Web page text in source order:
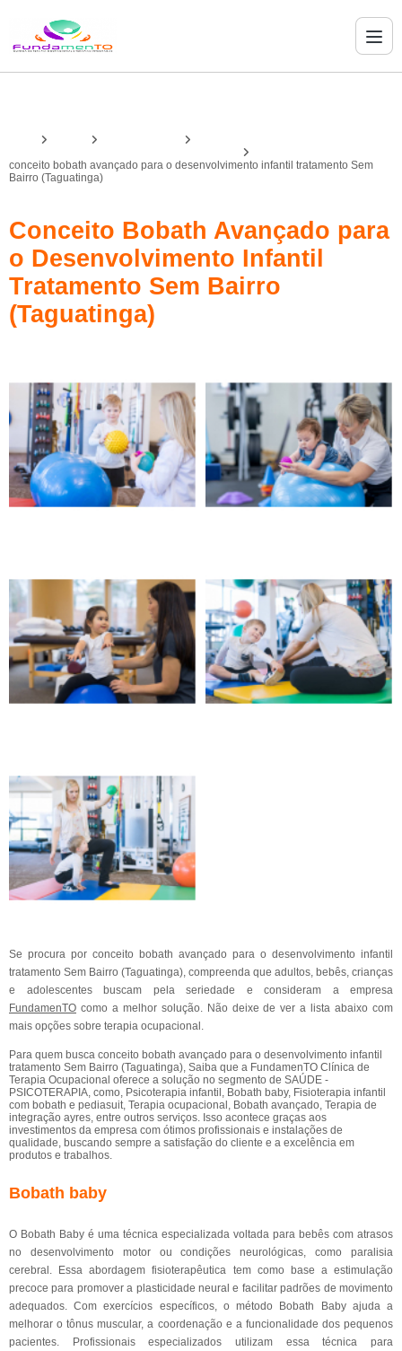
conceito bobath avançado para o desenvolvimento infantil tratamento Sem
Bairro (Taguatinga)
Conceito Bobath Avançado para
o Desenvolvimento Infantil
Tratamento Sem Bairro
(Taguatinga)
Se procura por conceito bobath avançado para o desenvolvimento infantil
tratamento Sem Bairro (Taguatinga), compreenda que adultos, bebês, crianças
e adolescentes buscam pela seriedade e consideram a empresa
FundamenTO como a melhor solução. Não deixe de ver a lista abaixo com
mais opções sobre terapia ocupacional.
Para quem busca conceito bobath avançado para o desenvolvimento infantil
tratamento Sem Bairro (Taguatinga), Saiba que a FundamenTO Clínica de
Terapia Ocupacional oferece a solução no segmento de SAÚDE -
PSICOTERAPIA, como, Psicoterapia infantil, Bobath baby, Fisioterapia infantil
com bobath e pediasuit, Terapia ocupacional, Bobath avançado, Terapia de
integração ayres, entre outros serviços. Isso acontece graças aos
investimentos da empresa com ótimos profissionais e instalações de
qualidade, buscando sempre a satisfação do cliente e a excelência em
produtos e trabalhos.
Bobath baby
O Bobath Baby é uma técnica especializada voltada para bebês com atrasos
no desenvolvimento motor ou condições neurológicas, como paralisia
cerebral. Essa abordagem fisioterapêutica tem como base a estimulação
precoce para promover a plasticidade neural e facilitar padrões de movimento
adequados. Com exercícios específicos, o método Bobath Baby ajuda a
melhorar o tônus muscular, a coordenação e a funcionalidade dos pequenos
pacientes. Profissionais especializados utilizam essa técnica para